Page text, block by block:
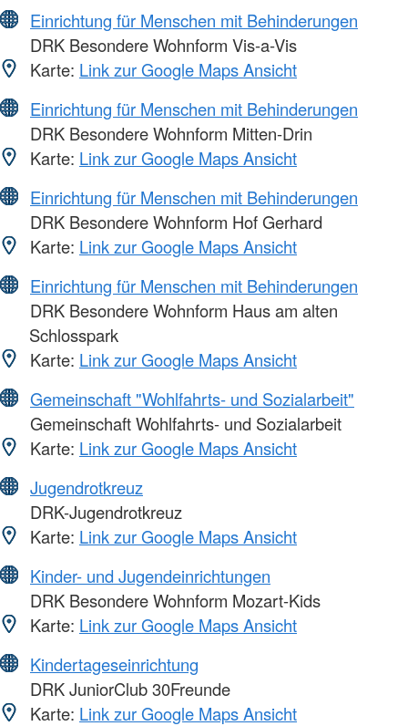
Einrichtung für Menschen mit Behinderungen
DRK Besondere Wohnform Vis-a-Vis
Karte: Link zur Google Maps Ansicht
Einrichtung für Menschen mit Behinderungen
DRK Besondere Wohnform Mitten-Drin
Karte: Link zur Google Maps Ansicht
Einrichtung für Menschen mit Behinderungen
DRK Besondere Wohnform Hof Gerhard
Karte: Link zur Google Maps Ansicht
Einrichtung für Menschen mit Behinderungen
DRK Besondere Wohnform Haus am alten
Schlosspark
Karte: Link zur Google Maps Ansicht
Gemeinschaft "Wohlfahrts- und Sozialarbeit"
Gemeinschaft Wohlfahrts- und Sozialarbeit
Karte: Link zur Google Maps Ansicht
Jugendrotkreuz
DRK-Jugendrotkreuz
Karte: Link zur Google Maps Ansicht
Kinder- und Jugendeinrichtungen
DRK Besondere Wohnform Mozart-Kids
Karte: Link zur Google Maps Ansicht
Kindertageseinrichtung
DRK JuniorClub 30Freunde
Karte: Link zur Google Maps Ansicht